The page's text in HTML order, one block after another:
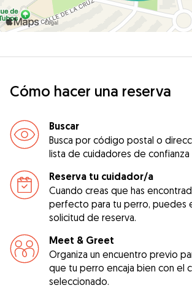
Cómo hacer una reserva
Buscar
Busca por código postal o
lista de cuidadores de confianza
Reserva tu cuidador/a
Cuando creas que has
perfecto para tu perro, puedes
solicitud de reserva.
Meet & Greet
Organiza un encuentro previo
que tu perro encaja bien con el
seleccionado.